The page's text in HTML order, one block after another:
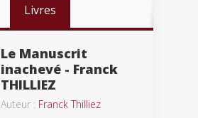
Livres
Le Manuscrit
inachevé - Franck
THILLIEZ
Auteur : Franck Thilliez